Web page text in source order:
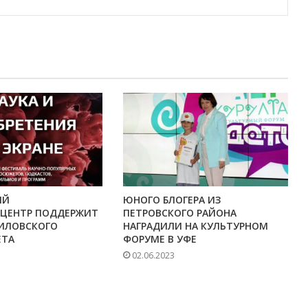
ПОДДЕРЖИТ
ЮНОГО БЛОГЕРА ИЗ
ПЕТРОВСКОГО РАЙОНА
НАГРАДИЛИ НА КУЛЬТУРНОМ
ФОРУМЕ В УФЕ
02.06.2023